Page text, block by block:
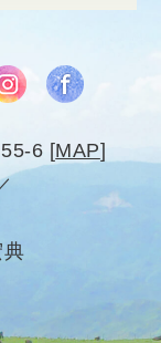
6 [MAP]